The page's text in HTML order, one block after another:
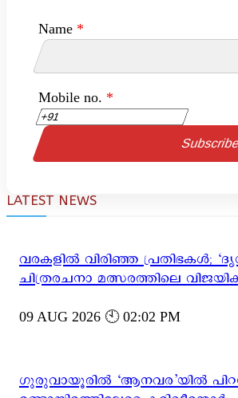
Name *
Mobile no. *
LATEST NEWS
വരകളിൽ വിരിഞ്ഞ പ്രതിഭകൾ;
ചിത്രരചനാ മത്സരത്തിലെ
09 AUG 2026 🕙 02:02 PM
ഗുരുവായൂരിൽ ‘ആനവര’യിൽ